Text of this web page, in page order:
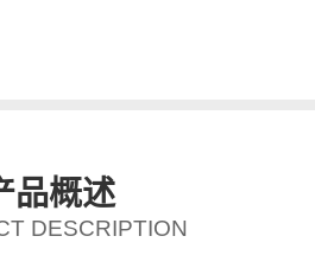
品概述
DESCRIPTION